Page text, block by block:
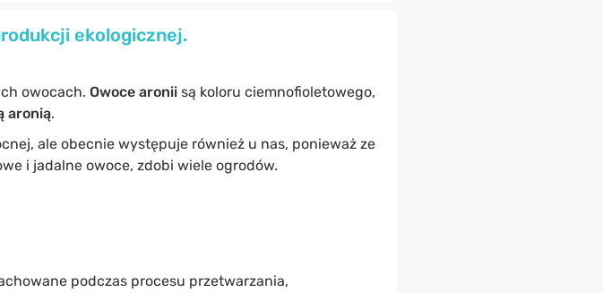
ekologicznej.
owocach. Owoce aronii są koloru ciemnofioletowego,
aronią.
ale obecnie występuje również u nas, ponieważ ze
i jadalne owoce, zdobi wiele ogrodów.
podczas procesu przetwarzania,